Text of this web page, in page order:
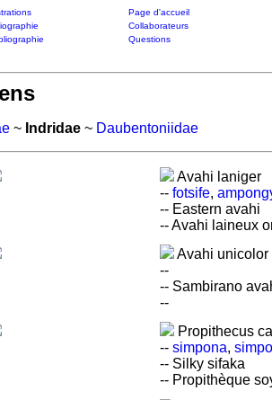
Page d'accueil
Collaborateurs
Questions
~ Indridae~ Daubentoniidae
Avahi laniger
-- fotsife,
-- Eastern avahi
-- Avahi laineux
Avahi unicolor
--
-- Sambirano
--
Propithecus
-- simpona,
-- Silky sifaka
-- Propithèque